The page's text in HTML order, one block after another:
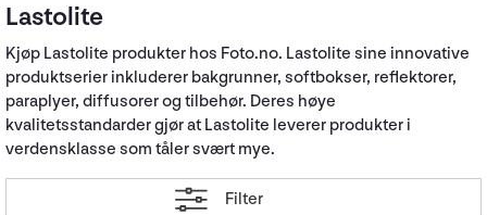
Lastolite
Kjøp Lastolite produkter hos Foto.no. Lastolite sine innovative
produktserier inkluderer bakgrunner, softbokser, reflektorer,
paraplyer, diffusorer og tilbehør. Deres høye
kvalitetsstandarder gjør at Lastolite leverer produkter i
verdensklasse som tåler svært mye.
Filter